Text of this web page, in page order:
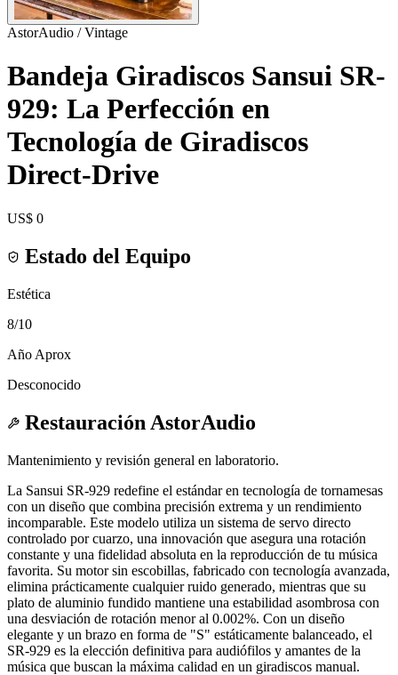
AstorAudio / Vintage
Bandeja Giradiscos Sansui SR-
929: La Perfección en
Tecnología de Giradiscos
Direct-Drive
US$ 0
Estado del Equipo
Estética
8/10
Año Aprox
Desconocido
Restauración AstorAudio
Mantenimiento y revisión general en laboratorio.
La Sansui SR-929 redefine el estándar en tecnología de tornamesas
con un diseño que combina precisión extrema y un rendimiento
incomparable. Este modelo utiliza un sistema de servo directo
controlado por cuarzo, una innovación que asegura una rotación
constante y una fidelidad absoluta en la reproducción de tu música
favorita. Su motor sin escobillas, fabricado con tecnología avanzada,
elimina prácticamente cualquier ruido generado, mientras que su
plato de aluminio fundido mantiene una estabilidad asombrosa con
una desviación de rotación menor al 0.002%. Con un diseño
elegante y un brazo en forma de "S" estáticamente balanceado, el
SR-929 es la elección definitiva para audiófilos y amantes de la
música que buscan la máxima calidad en un giradiscos manual.